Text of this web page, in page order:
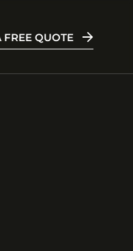
FREE QUOTE